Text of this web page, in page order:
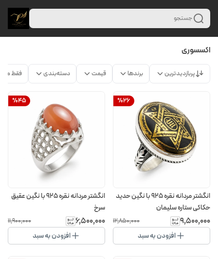
جستجو
اکسسوری
پربازدیدترین برندها قیمت دسته‌بندی فقط
%26
انگشتر مردانه نقره 925 با نگین حدید
حکاکی ستاره سلیمان
۹٬۵۰۰٬۰۰۰ ۱۲٬۸۵۰٬۰۰۰
افزودن به سبد
%45
انگشتر مردانه نقره 925 با نگین عقیق
سرخ
۶٬۵۰۰٬۰۰۰ ۱۱٬۹۰۰٬۰۰۰
افزودن به سبد